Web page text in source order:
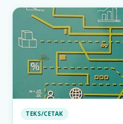
TEKS/CETAK